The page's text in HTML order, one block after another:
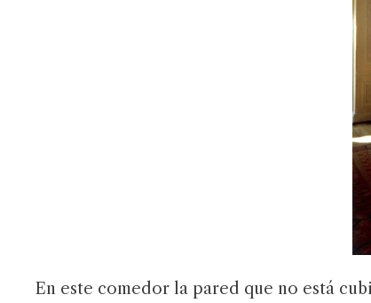
En este comedor la pared que no está